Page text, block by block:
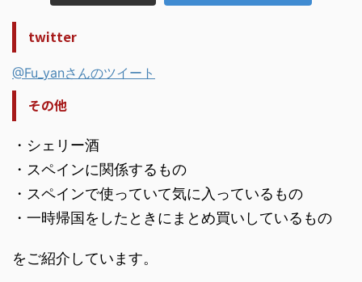
twitter
@Fu_yanさんのツイート
その他
・シェリー酒
・スペインに関係するもの
・スペインで使っていて気に入っているもの
・一時帰国をしたときにまとめ買いしているもの
をご紹介しています。